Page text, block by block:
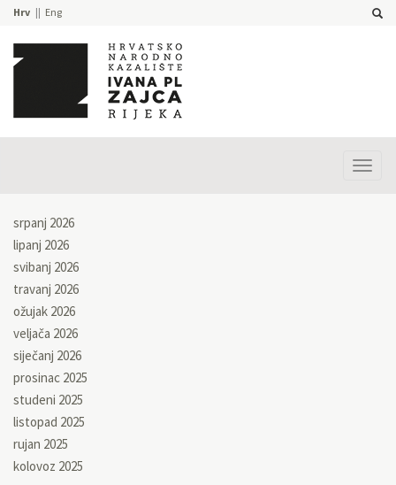
Hrv Eng
srpanj 2026
lipanj 2026
svibanj 2026
travanj 2026
ožujak 2026
veljača 2026
siječanj 2026
prosinac 2025
studeni 2025
listopad 2025
rujan 2025
kolovoz 2025